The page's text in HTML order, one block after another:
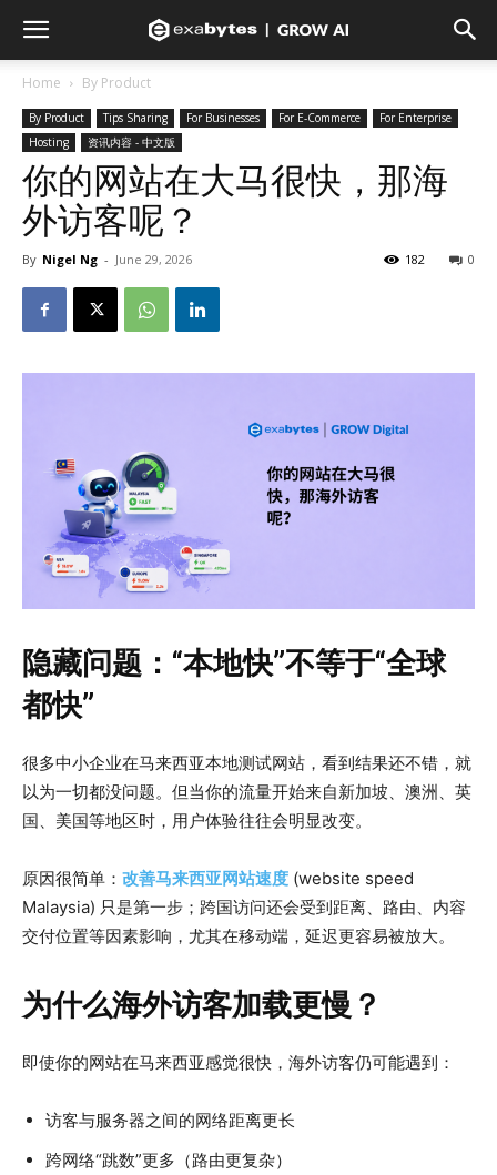
Home By Product
By Product Tips Sharing For Businesses For E-Commerce
For Enterprise
Hosting
资讯内容 - 中文版
你的网站在大马很快，那海
外访客呢？
By Nigel Ng - June 29, 2026 0
182
隐藏问题：“本地快”不等于“全球
都快”
很多中小企业在马来西亚本地测试网站，看到结果还不错，就
以为一切都没问题。但当你的流量开始来自新加坡、澳洲、英
国、美国等地区时，用户体验往往会明显改变。
原因很简单： 改善马来西亚网站速度 (website speed
Malaysia) 只是第一步；跨国访问还会受到距离、路由、内容
交付位置等因素影响，尤其在移动端，延迟更容易被放大。
为什么海外访客加载更慢？
即使你的网站在马来西亚感觉很快，海外访客仍可能遇到：
访客与服务器之间的网络距离更长
跨网络“跳数”更多（路由更复杂）